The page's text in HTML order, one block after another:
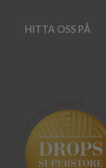
HITTA OSS PÅ